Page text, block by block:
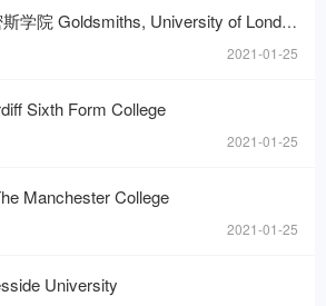
学院 Goldsmiths, University of London
2021-01-25
Sixth Form College
2021-01-25
Manchester College
2021-01-25
University